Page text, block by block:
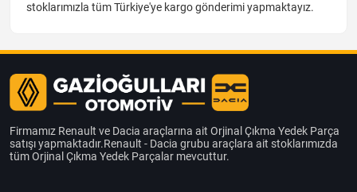
stoklarımızla tüm Türkiye'ye kargo gönderimi yapmaktayız.
Firmamız Renault ve Dacia araçlarına ait Orjinal Çıkma Yedek Parça
satışı yapmaktadır.Renault - Dacia grubu araçlara ait stoklarımızda
tüm Orjinal Çıkma Yedek Parçalar mevcuttur.